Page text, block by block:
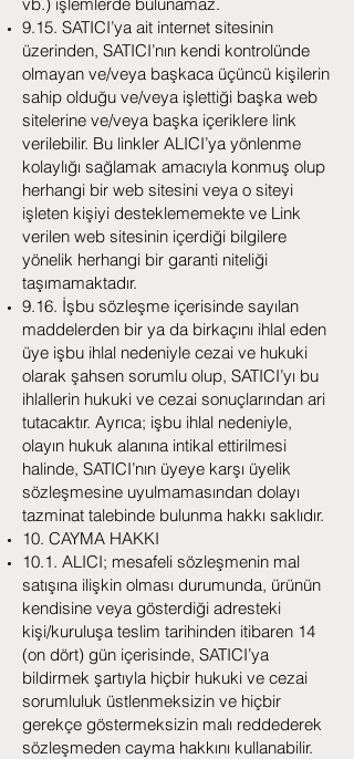
9.15. SATICI’ya ait internet sitesinin
üzerinden, SATICI’nın kendi kontrolünde
olmayan ve/veya başkaca üçüncü kişilerin
sahip olduğu ve/veya işlettiği başka web
sitelerine ve/veya başka içeriklere link
verilebilir. Bu linkler ALICI’ya yönlenme
kolaylığı sağlamak amacıyla konmuş olup
herhangi bir web sitesini veya o siteyi
işleten kişiyi desteklememekte ve Link
verilen web sitesinin içerdiği bilgilere
yönelik herhangi bir garanti niteliği
taşımamaktadır.
9.16. İşbu sözleşme içerisinde sayılan
maddelerden bir ya da birkaçını ihlal eden
üye işbu ihlal nedeniyle cezai ve hukuki
olarak şahsen sorumlu olup, SATICI’yı bu
ihlallerin hukuki ve cezai sonuçlarından ari
tutacaktır. Ayrıca; işbu ihlal nedeniyle,
olayın hukuk alanına intikal ettirilmesi
halinde, SATICI’nın üyeye karşı üyelik
sözleşmesine uyulmamasından dolayı
tazminat talebinde bulunma hakkı saklıdır.
10. CAYMA HAKKI
10.1. ALICI; mesafeli sözleşmenin mal
satışına ilişkin olması durumunda, ürünün
kendisine veya gösterdiği adresteki
kişi/kuruluşa teslim tarihinden itibaren 14
(on dört) gün içerisinde, SATICI’ya
bildirmek şartıyla hiçbir hukuki ve cezai
sorumluluk üstlenmeksizin ve hiçbir
gerekçe göstermeksizin malı reddederek
sözleşmeden cayma hakkını kullanabilir.